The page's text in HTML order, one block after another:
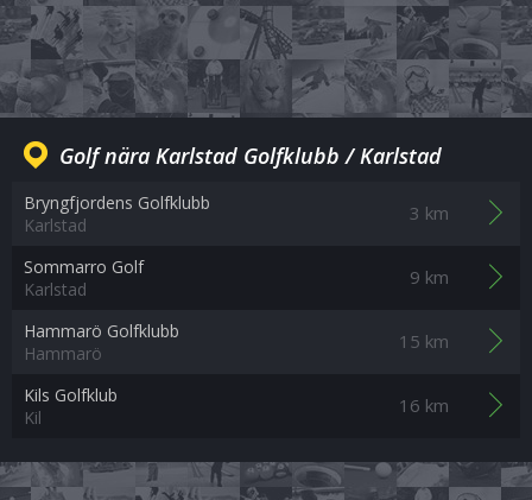
Golf nära Karlstad Golfklubb / Karlstad
Bryngfjordens Golfklubb
Karlstad
3 km
Sommarro Golf
Karlstad
9 km
Hammarö Golfklubb
Hammarö
15 km
Kils Golfklub
Kil
16 km